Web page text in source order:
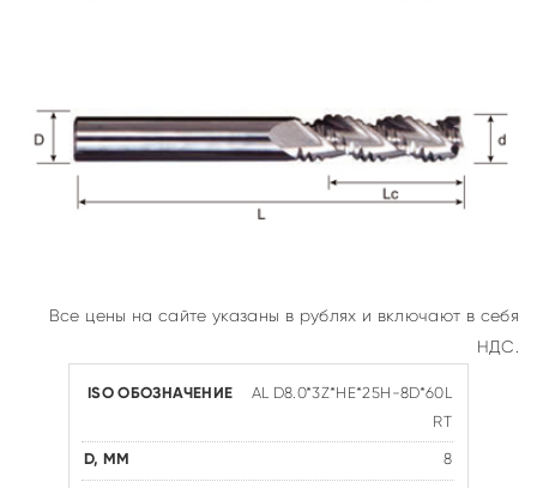
Все цены на сайте указаны в рублях и включают в себя
НДС.
AL D8.0*3Z*HE*25H-8D*60L
RT
8